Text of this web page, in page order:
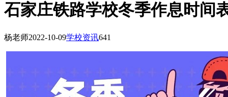
石家庄铁路学校冬季作息时间
杨老师2022-10-09学校资讯641